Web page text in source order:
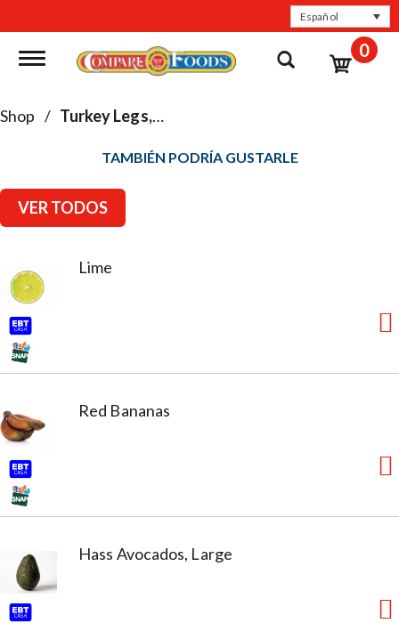
Español
Toggle navigation 0
Shop / Turkey Legs, Thighs & Wings
TAMBIÉN PODRÍA GUSTARLE
VER TODOS
Lime
Red Bananas
Hass Avocados, Large